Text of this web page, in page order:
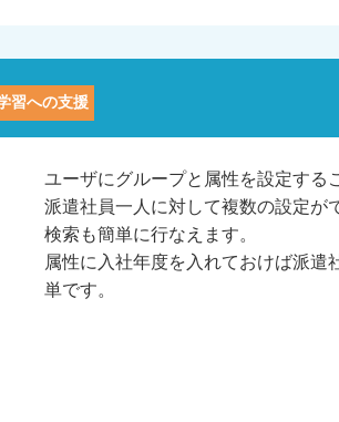
習への支援
ユーザにグループと属性を設定する
派遣社員一人に対して複数の設定が
検索も簡単に行なえます。
属性に入社年度を入れておけば派遣
単です。